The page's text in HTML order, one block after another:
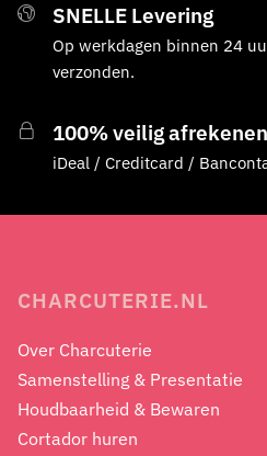
SNELLE Levering
Op werkdagen binnen 24
verzonden.
100% veilig afrekenen
iDeal / Creditcard /
CHARCUTERIE.NL
Over Charcuterie
Samenstelling & Presentatie
Houdbaarheid & Bewaren
Cortador huren